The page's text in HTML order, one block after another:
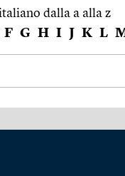
dalla a alla z
F G H I J K L